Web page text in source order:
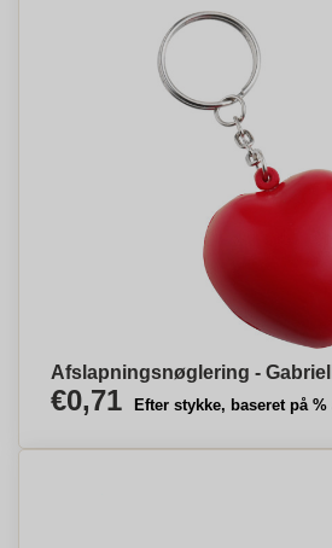
Afslapningsnøglering -
€0,71 Efter stykke, baseret på